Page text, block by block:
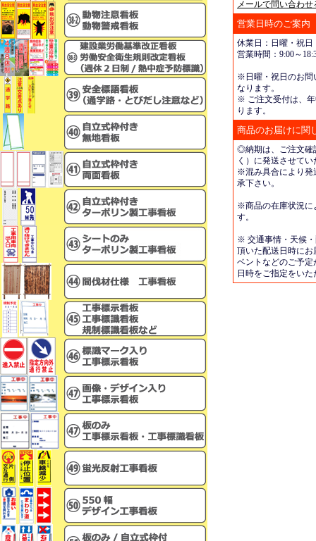
メールで問い合わせ
営業日時のご案内
休業日：日曜・祝日
営業時間：9:00～
※日曜・祝日のお問
なります。
※ ご注文受付は、
ります。
商品のお届けに関
◎納期は、ご注文確
く）に発送させて
※混み具合により発
承下さい。
※商品の在庫状況に
す。
※ 交通事情・天候
頂いた配送日時に
ベントなどのご予
日時をご指定をい